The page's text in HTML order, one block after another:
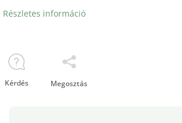
Részletes információ
Kérdés Megosztás